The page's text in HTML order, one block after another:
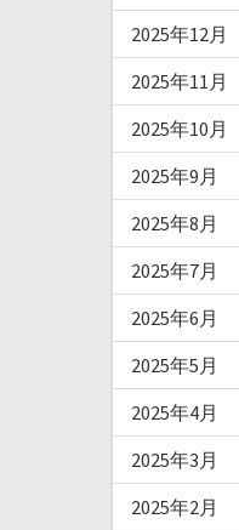
2025年12月
2025年11月
2025年10月
2025年9月
2025年8月
2025年7月
2025年6月
2025年5月
2025年4月
2025年3月
2025年2月